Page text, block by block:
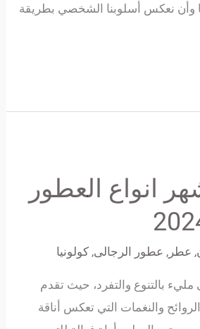
وأن نعكس أسلوبنا الشخصي بطريقة
انواع العطور
, عطر , عطور الرجالى, كولونيا
مليء بالتنوع والتفرد، حيث تقدم
والنغمات التي تعكس أناقة